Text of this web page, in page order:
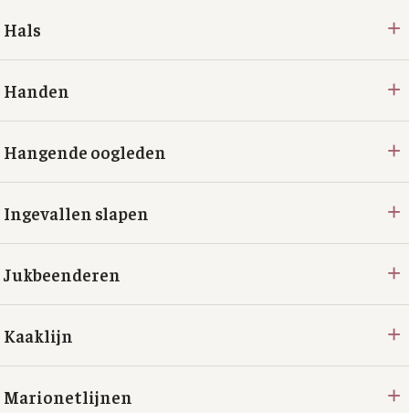
Hals +
Handen +
Hangende oogleden +
Ingevallen slapen +
Jukbeenderen +
Kaaklijn +
Marionetlijnen +